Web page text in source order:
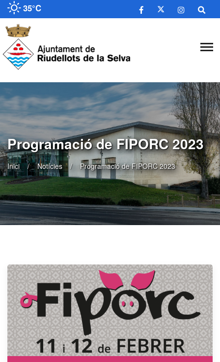
35°C
Programació de FIPORC 2023
Inici Notícies Programació de FIPORC 2023